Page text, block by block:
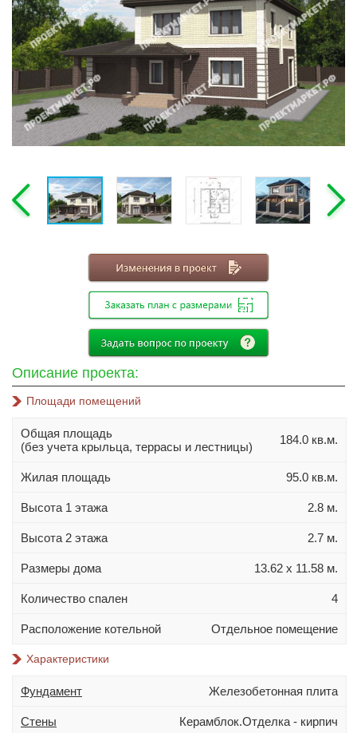
Этажность
Одноэтажные
Двухэтажные
Мансарда
Габариты
8х8
8х9
8х10
8х11
10х12
11х11
11х14
11х15
12х14
Материал стен
Газобетон
Кирпич
Керамзитобетонный блок
Дополнительно
Описание проекта:
Площади помещений
Общая площадь
(без учета крыльца, террасы и лестницы)
184.0 кв.м.
Жилая площадь 95.0 кв.м.
Высота 1 этажа 2.8 м.
Высота 2 этажа 2.7 м.
Размеры дома 13.62 х 11.58 м.
Количество спален 4
Расположение котельной Отдельное помещение
Характеристики
Фундамент Железобетонная плита
Стены Керамблок.Отделка - кирпич